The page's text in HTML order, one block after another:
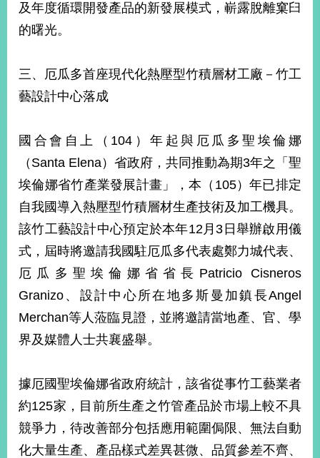
及年度循環開發產品的新發展模式，嶄露脫離窠臼
的曙光。
三、厄瓜多首座現代化熱壓型竹積層材工廠－竹工
藝設計中心落成
國合會自上（104）年起與厄瓜多聖埃倫娜
（Santa Elena）省政府，共同推動為期3年之「聖
埃倫娜省竹產業發展計畫」，本（105）年已排定
自我國導入熱壓型竹積層材生產技術及加工機具。
該竹工藝設計中心預定於本年12月3日舉辦啟用儀
式，屆時將邀請我國駐厄瓜多代表處鄭力城代表、
厄瓜多聖埃倫娜省省長Patricio Cisneros
Granizo、設計中心所在地多斯曼加鎮長Angel
Merchan等人蒞臨見證，並將邀請當地產、官、學
界及媒體人士共襄盛舉。
據厄國聖埃倫娜省政府統計，該省從事竹工藝業者
約125家，目前所生產之竹管產品於市場上較不具
競爭力，待改善部分包括應用範圍侷限、無法自動
化大量生產、產品樣式差異甚微、品質參差不齊、